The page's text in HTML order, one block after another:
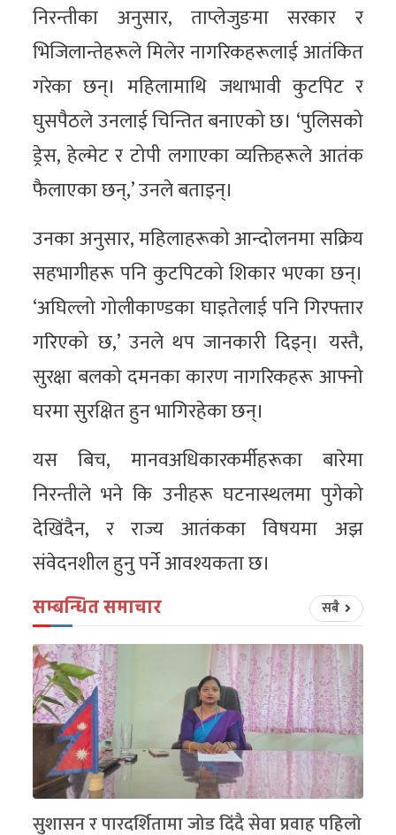
निरन्तीका अनुसार, ताप्लेजुङमा सरकार र
भिजिलान्तेहरूले मिलेर नागरिकहरूलाई आतंकित
गरेका छन्। महिलामाथि जथाभावी कुटपिट र
घुसपैठले उनलाई चिन्तित बनाएको छ। ‘पुलिसको
ड्रेस, हेल्मेट र टोपी लगाएका व्यक्तिहरूले आतंक
फैलाएका छन्,’ उनले बताइन्।
उनका अनुसार, महिलाहरूको आन्दोलनमा सक्रिय
सहभागीहरू पनि कुटपिटको शिकार भएका छन्।
‘अघिल्लो गोलीकाण्डका घाइतेलाई पनि गिरफ्तार
गरिएको छ,’ उनले थप जानकारी दिइन्। यस्तै,
सुरक्षा बलको दमनका कारण नागरिकहरू आफ्नो
घरमा सुरक्षित हुन भागिरहेका छन्।
यस बिच, मानवअधिकारकर्मीहरूका बारेमा
निरन्तीले भने कि उनीहरू घटनास्थलमा पुगेको
देखिंदैन, र राज्य आतंकका विषयमा अझ
संवेदनशील हुनु पर्ने आवश्यकता छ।
सम्बन्धित समाचार सबै
सुशासन र पारदर्शितामा जोड दिंदै सेवा प्रवाह पहिलो